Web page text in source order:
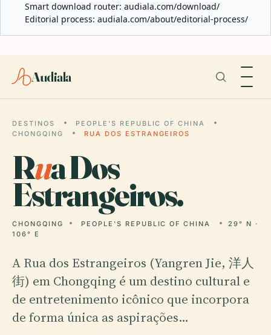
Smart download router: audiala.com/download/
Editorial process: audiala.com/about/editorial-process/
Audiala
DESTINOS
PEOPLE'S REPUBLIC OF CHINA
CHONGQING
RUA DOS ESTRANGEIROS
Rua Dos
Estrangeiros.
CHONGQING PEOPLE'S REPUBLIC OF CHINA
29° N ·
106° E
A Rua dos Estrangeiros (Yangren Jie, 洋人
街) em Chongqing é um destino cultural e
de entretenimento icônico que incorpora
de forma única as aspirações…